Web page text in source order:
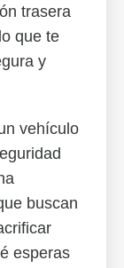
trasera
que te
y
vehículo
buscan
esperas